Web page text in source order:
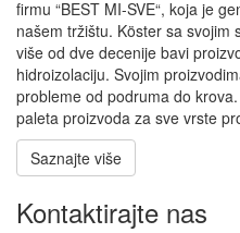
firmu “BEST MI-SVE“, koja je
našem tržištu. Köster sa svojim
više od dve decenije bavi
hidroizolaciju. Svojim
probleme od podruma do
paleta proizvoda za sve vrste
Saznajte više
Kontaktirajte nas